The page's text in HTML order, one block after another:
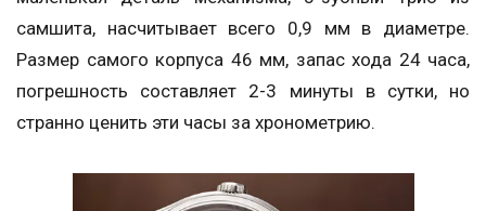
самшита, насчитывает всего 0,9 мм в диаметре.
Размер самого корпуса 46 мм, запас хода 24 часа,
погрешность составляет 2-3 минуты в сутки, но
странно ценить эти часы за хронометрию.